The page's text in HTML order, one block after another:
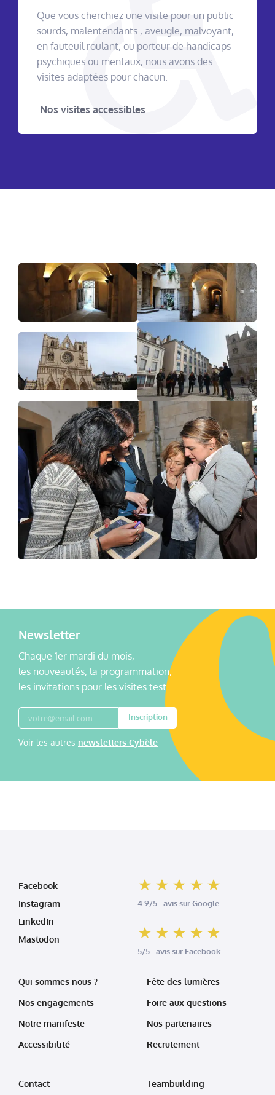
Que vous cherchiez une visite pour un public
sourds, malentendants , aveugle, malvoyant,
en fauteuil roulant, ou porteur de handicaps
psychiques ou mentaux, nous avons des
visites adaptées pour chacun.
Nos visites accessibles
Newsletter
Chaque 1er mardi du mois,
les nouveautés, la programmation,
les invitations pour les visites test.
Inscription
Voir les autres newsletters Cybèle
Qui sommes nous ?
Nos engagements
Notre manifeste
Accessibilité
Fête des lumières
Foire aux questions
Nos partenaires
Recrutement
Contact Teambuilding
4.9/5 - avis sur Google
5/5 - avis sur Facebook
Facebook
Instagram
LinkedIn
Mastodon